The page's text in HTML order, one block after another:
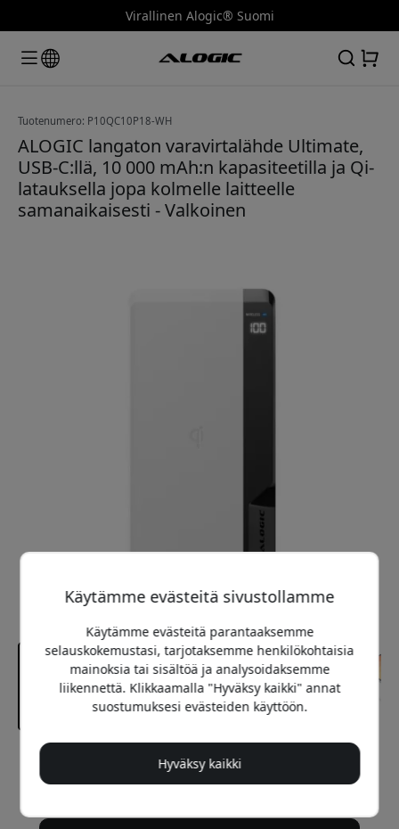
Virallinen Alogic® Suomi
Tuotenumero: P10QC10P18-WH
ALOGIC langaton varavirtalähde Ultimate,
USB-C:llä, 10 000 mAh:n kapasiteetilla ja Qi-
latauksella jopa kolmelle laitteelle
samanaikaisesti - Valkoinen
Suositeltava hinta
64.99 EUR
Käytämme evästeitä sivustollamme
Käytämme evästeitä parantaaksemme
selauskokemustasi, tarjotaksemme henkilökohtaisia
mainoksia tai sisältöä ja analysoidaksemme
liikennettä. Klikkaamalla "Hyväksy kaikki" annat
suostumuksesi evästeiden käyttöön.
Hyväksy kaikki